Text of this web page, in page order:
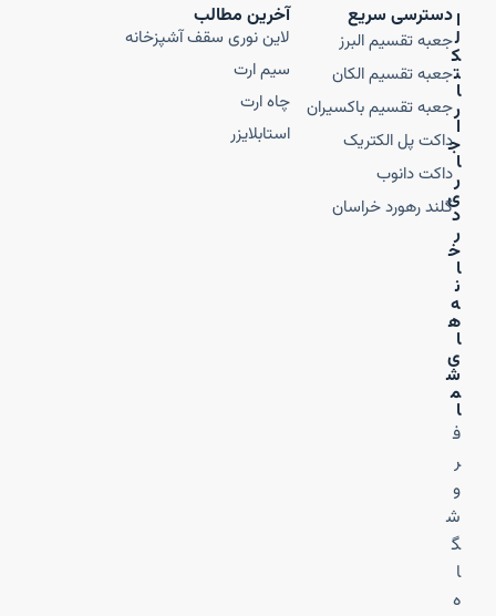
ا
ل
ک
ت
ا
ر
ا
ج
ا
ر
ی
د
ر
خ
ا
ن
ه‌
ه
ا
ی
ش
م
ا
ف
ر
و
ش
گ
ا
ه
دسترسی سریع
جعبه تقسیم البرز
جعبه تقسیم الکان
جعبه تقسیم باکسیران
داکت پل الکتریک
داکت دانوب
گلند رهورد خراسان
آخرین مطالب
لاین نوری سقف آشپزخانه
سیم ارت
چاه ارت
استابلایزر